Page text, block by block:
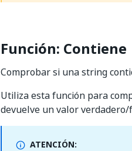
Función: Contiene
Comprobar si una string
Utiliza esta función para
devuelve un valor
ATENCIÓN: